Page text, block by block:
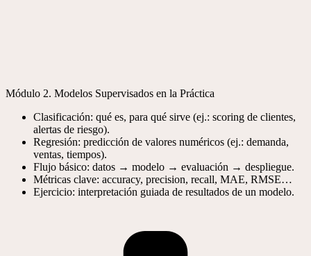
Módulo 2. Modelos Supervisados en la Práctica
Clasificación: qué es, para qué sirve (ej.: scoring de clientes,
alertas de riesgo).
Regresión: predicción de valores numéricos (ej.: demanda,
ventas, tiempos).
Flujo básico: datos → modelo → evaluación → despliegue.
Métricas clave: accuracy, precision, recall, MAE, RMSE…
Ejercicio: interpretación guiada de resultados de un modelo.